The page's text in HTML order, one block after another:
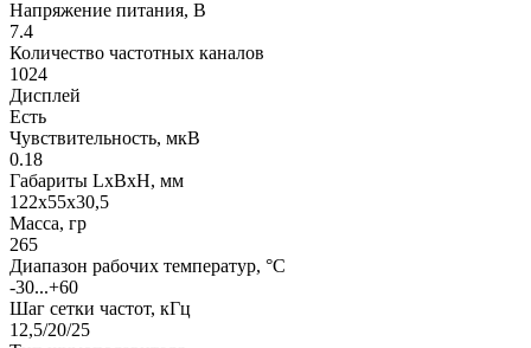
Напряжение питания, В
7.4
Количество частотных каналов
1024
Дисплей
Есть
Чувствительность, мкВ
0.18
Габариты LхBхН, мм
122х55х30,5
Масса, гр
265
Диапазон рабочих температур, °С
-30...+60
Шаг сетки частот, кГц
12,5/20/25